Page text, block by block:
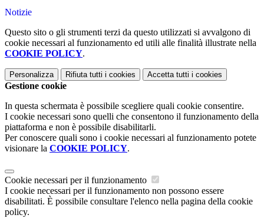
Notizie
Questo sito o gli strumenti terzi da questo utilizzati si avvalgono di
cookie necessari al funzionamento ed utili alle finalità illustrate nella
COOKIE POLICY.
Personalizza Rifiuta tutti i cookies Accetta tutti i cookies
Gestione cookie
In questa schermata è possibile scegliere quali cookie consentire.
I cookie necessari sono quelli che consentono il funzionamento della
piattaforma e non è possibile disabilitarli.
Per conoscere quali sono i cookie necessari al funzionamento potete
visionare la COOKIE POLICY.
Cookie necessari per il funzionamento
I cookie necessari per il funzionamento non possono essere
disabilitati. È possibile consultare l'elenco nella pagina della cookie
policy.